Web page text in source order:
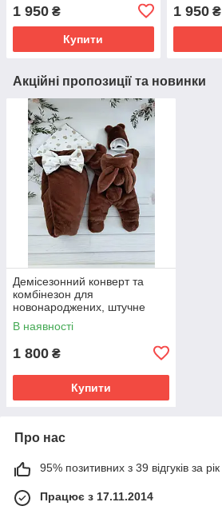
1 950 ₴
Купити
1 950₴
Акційні пропозиції та новинки
Демісезонний конверт та
комбінезон для
новонароджених, штучне
хутро кролик темно-
шоколадний
В наявності
1 800 ₴
Купити
Про нас
95% позитивних з 39 відгуків за рік
Працює з 17.11.2014